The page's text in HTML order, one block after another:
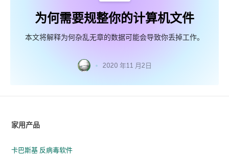
为何需要规整你的计算机文件
本文将解释为何杂乱无章的数据可能会导致你丢掉工作。
2020 年11 月2日
家用产品
卡巴斯基 反病毒软件